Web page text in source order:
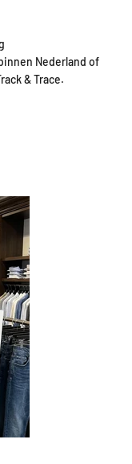
Nederland of
& Trace.